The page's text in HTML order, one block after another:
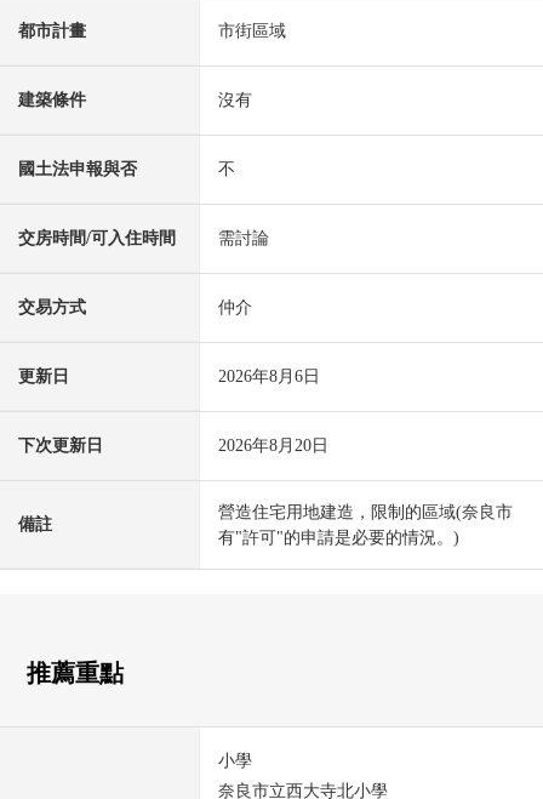
都市計畫 市街區域
建築條件 沒有
國土法申報與否 不
交房時間/可入住時間 需討論
交易方式 仲介
更新日 2026年8月6日
下次更新日 2026年8月20日
備註
營造住宅用地建造，限制的區域(奈良市
有"許可"的申請是必要的情況。)
推薦重點
小學
奈良市立西大寺北小學